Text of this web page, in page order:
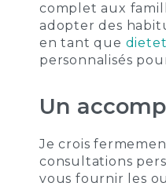
complet aux
adopter des
en tant que
personnalisés
Un
Je crois
consultations
vous fournir les